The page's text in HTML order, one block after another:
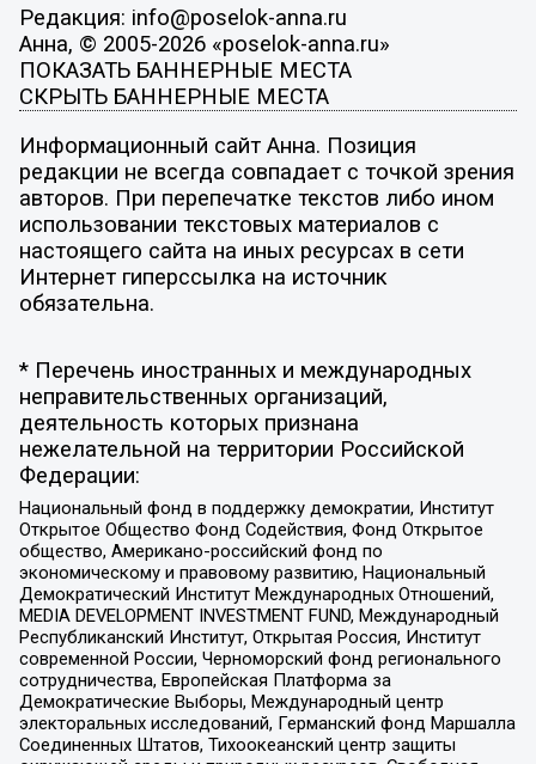
Редакция: info@poselok-anna.ru
Анна, © 2005-2026 «poselok-anna.ru»
ПОКАЗАТЬ БАННЕРНЫЕ МЕСТА
СКРЫТЬ БАННЕРНЫЕ МЕСТА
Информационный сайт Анна. Позиция
редакции не всегда совпадает с точкой зрения
авторов. При перепечатке текстов либо ином
использовании текстовых материалов с
настоящего сайта на иных ресурсах в сети
Интернет гиперссылка на источник
обязательна.
* Перечень иностранных и международных
неправительственных организаций,
деятельность которых признана
нежелательной на территории Российской
Федерации:
Национальный фонд в поддержку демократии, Институт
Открытое Общество Фонд Содействия, Фонд Открытое
общество, Американо-российский фонд по
экономическому и правовому развитию, Национальный
Демократический Институт Международных Отношений,
MEDIA DEVELOPMENT INVESTMENT FUND, Международный
Республиканский Институт, Открытая Россия, Институт
современной России, Черноморский фонд регионального
сотрудничества, Европейская Платформа за
Демократические Выборы, Международный центр
электоральных исследований, Германский фонд Маршалла
Соединенных Штатов, Тихоокеанский центр защиты